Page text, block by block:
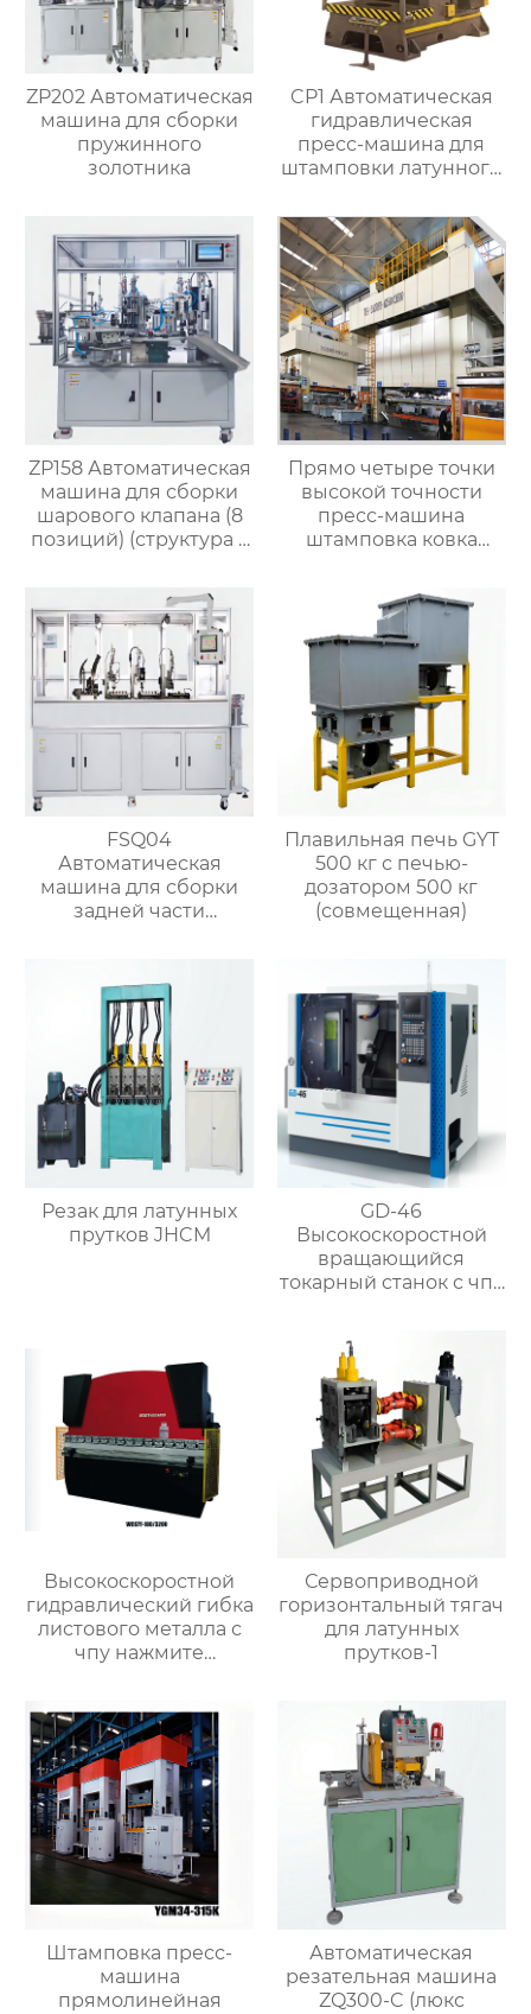
ZP202 Автоматическая
машина для сборки
пружинного
золотника
CP1 Автоматическая
гидравлическая
пресс-машина для
штамповки латунного
ZP158 Автоматическая
машина для сборки
шарового клапана (8
позиций) (структура с
Прямо четыре точки
высокой точности
пресс-машина
штамповка ковка
FSQ04
Автоматическая
машина для сборки
задней части
Плавильная печь GYT
500 кг с печью-
дозатором 500 кг
(совмещенная)
Резак для латунных
прутков JHCM
GD-46
Высокоскоростной
вращающийся
токарный станок с чпу
для производства
металла
Высокоскоростной
гидравлический гибка
листового металла с
чпу нажмите
Сервоприводной
горизонтальный тягач
для латунных
прутков-1
Штамповка пресс-
машина
прямолинейная
Автоматическая
резательная машина
ZQ300-C (люкс